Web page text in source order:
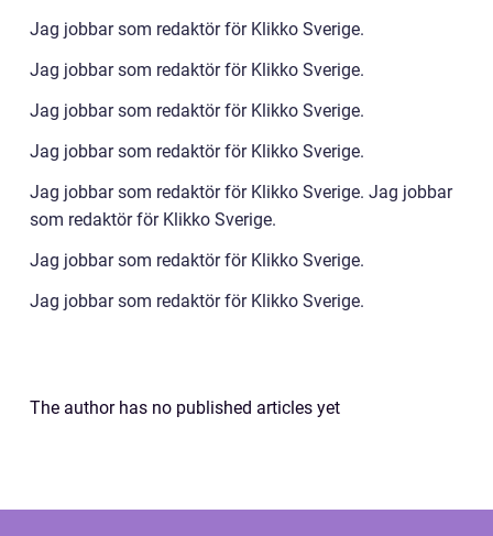
Jag jobbar som redaktör för Klikko Sverige.
Jag jobbar som redaktör för Klikko Sverige.
Jag jobbar som redaktör för Klikko Sverige.
Jag jobbar som redaktör för Klikko Sverige.
Jag jobbar som redaktör för Klikko Sverige. Jag jobbar
som redaktör för Klikko Sverige.
Jag jobbar som redaktör för Klikko Sverige.
Jag jobbar som redaktör för Klikko Sverige.
The author has no published articles yet